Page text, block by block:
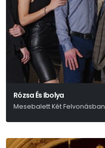
Rózsa És Ibolya
Mesebalett Két Felvonásban